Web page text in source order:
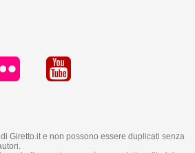
Giretto.it e non possono essere duplicati senza